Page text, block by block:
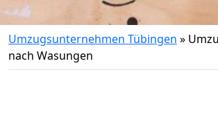
Umzugsunternehmen Tübingen »
nach Wasungen